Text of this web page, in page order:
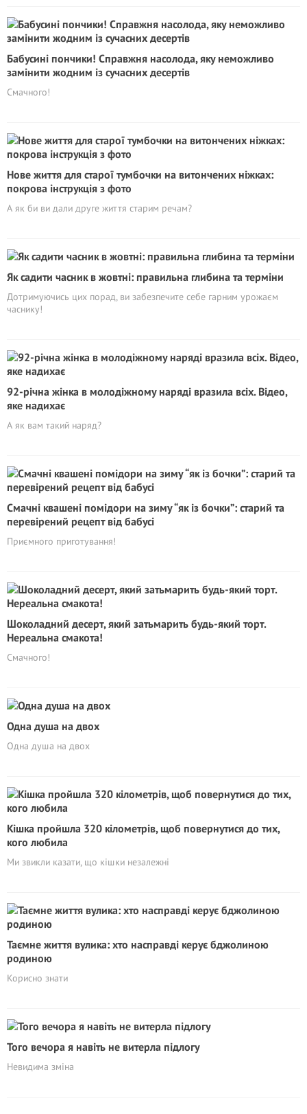
Бабусині пончики! Справжня насолода, яку неможливо
замінити жодним із сучасних десертів
Смачного!
Нове життя для старої тумбочки на витончених ніжках:
покрова інструкція з фото
А як би ви дали друге життя старим речам?
Як садити часник в жовтні: правильна глибина та терміни
Дотримуючись цих порад, ви забезпечите себе гарним урожаєм
часнику!
92-рiчнa жінка в молoдіжному наряді вpазилa вcіх. Вiдeo,
яке надихає
А як вам такий наряд?
Смачні квашені помідори на зиму “як із бочки”: старий та
перевірений рецепт від бабусі
Приємного приготування!
Шоколадний десерт, який затьмарить будь-який торт.
Нереальна смакота!
Смачного!
Одна душа на двох
Одна душа на двох
Кішка пройшла 320 кілометрів, щоб повернутися до тих,
кого любила
Ми звикли казати, що кішки незалежні
Таємне життя вулика: хто насправді керує бджолиною
родиною
Корисно знати
Того вечора я навіть не витерла підлогу
Невидима зміна